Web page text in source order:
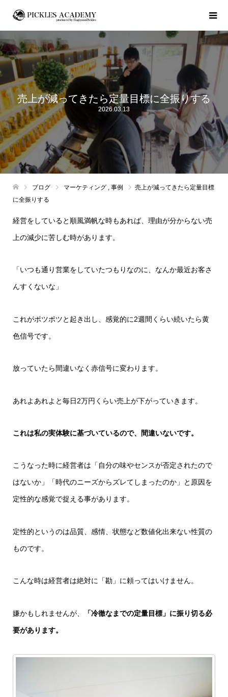
売上が減ってきたら定量目標に全振りする
2026.03.13
ブログ マーケティング 事例
売上が減ってきたら定量目標
に全振りする
経営をしていると順風満帆な時もあれば、理由が分からない売
上の減少に苦しむ時があります。
「いつも通り営業をしていたつもりなのに、なんか最近お客さ
んすくないな」
これがポツポツと起き出し、感覚的に2週間くらい続いたら黄
色信号です。
放っていたら間違いなく赤信号に変わります。
あれよあれよと毎日2万円くらい売上が下がっていきます。
これは私の実体験に基づいているので、間違いないです。
こうなった時に経営者は「自分の味やセンスが否定されたので
はないか」「時代のニーズからズレてしまったのか」と原因を
定性的な感覚で捉える事があります。
定性的というのは品質、感情、状態など数値化出来ない性質の
ものです。
こんな時は経営者は絶対に「勘」に頼ってはいけません。
嫌かもしれませんが、 「冷徹なまでの定量目標」に振り切る必
要があります。